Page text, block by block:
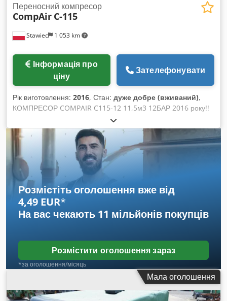
Stawiec 1 053 km
Переносний компресор
CompAir C-115
ціну
Зателефонувати
Рік виготовлення: 2016, Стан: дуже добре (вживаний),
КОМПРЕСОР COMPAIR C115-12 11,5м3 12БАР 2016 року!!
Пересувний компресор COMPAIR C115-12 (DLT1303),
машина після повного сервісного обслуговування з
осушувачем повітря (кінцевий охолоджувач). Стан дуже
добрий. Dkjdpfx Ael Axmpjmror Технічні характеристики:
продуктивність: 11,5 м³/хв; робочий тиск: 12 Бар; рік
випуску: 2016; двигун: CUMMINS наробіток: 3538 годин
Компресор повністю справний. Ціна нетто: 119 500 zł Ціна
брутто: 146 985 zł
Розмістіть оголошення вже від
4,49 EUR*
На вас чекають 11 мільйонів покупців
Розмістити оголошення зараз
*за оголошення/місяць
Мала оголошення